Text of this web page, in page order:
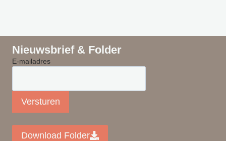
Nieuwsbrief & Folder
E-mailadres
Versturen
Download Folder